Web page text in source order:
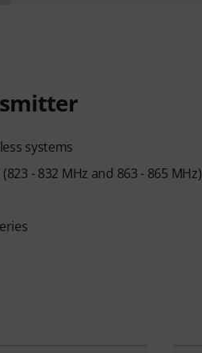
systems
- 832 MHz and 863 - 865 MHz)